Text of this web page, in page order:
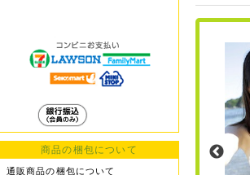
商品の梱包について
通販商品の梱包について